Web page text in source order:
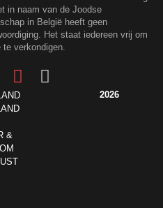
in naam van de Joodse
in België heeft geen
Het staat iedereen vrij om
verkondigen.
&
2026